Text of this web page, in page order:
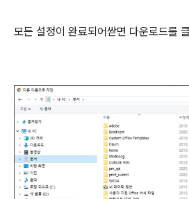
모든 설정이 완료되어싿면 다운로드를